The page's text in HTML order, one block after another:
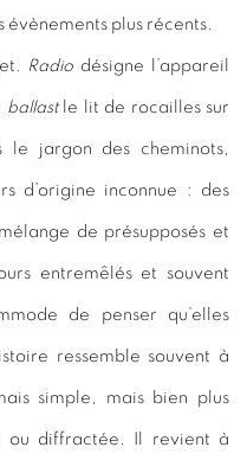
évènements plus récents.
Radio désigne l’appareil
ballastle lit de rocailles sur
le jargon des cheminots,
d’origine inconnue : des
de présupposés et
entremêlés et souvent
de penser qu’elles
ressemble souvent à
simple, mais bien plus
ou diffractée. Il revient à